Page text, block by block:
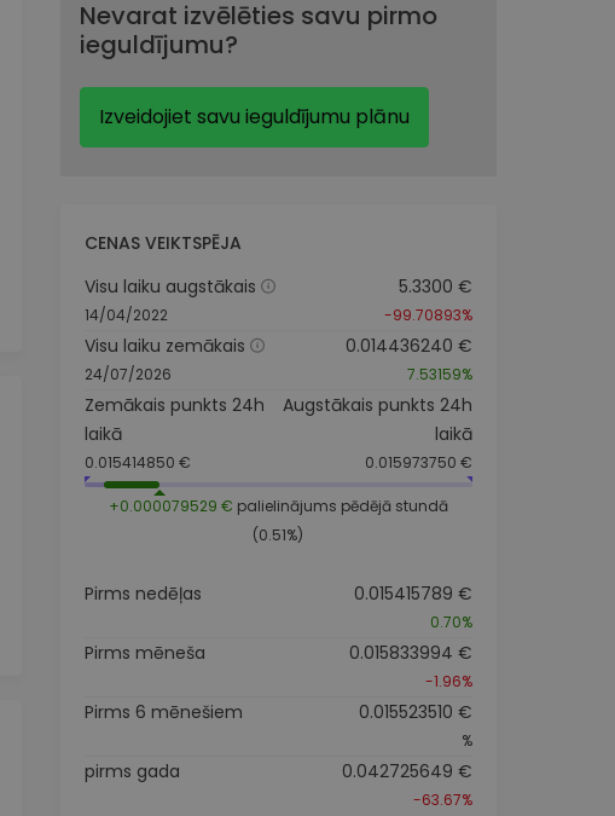
Nevarat izvēlēties savu pirmo
ieguldījumu?
Izveidojiet savu ieguldījumu plānu
CENAS VEIKTSPĒJA
Visu laiku augstākais
14/04/2022
5.3300 €
-99.70893%
Visu laiku zemākais
24/07/2026
0.014436240 €
7.53159%
Zemākais punkts 24h
laikā
0.015414850 €
Augstākais punkts 24h
laikā
0.015973750 €
+0.000079529 € palielinājums pēdējā stundā
(0.51%)
Pirms nedēļas 0.015415789 €
0.70%
Pirms mēneša 0.015833994 €
-1.96%
Pirms 6 mēnešiem 0.015523510 €
%
pirms gada 0.042725649 €
-63.67%